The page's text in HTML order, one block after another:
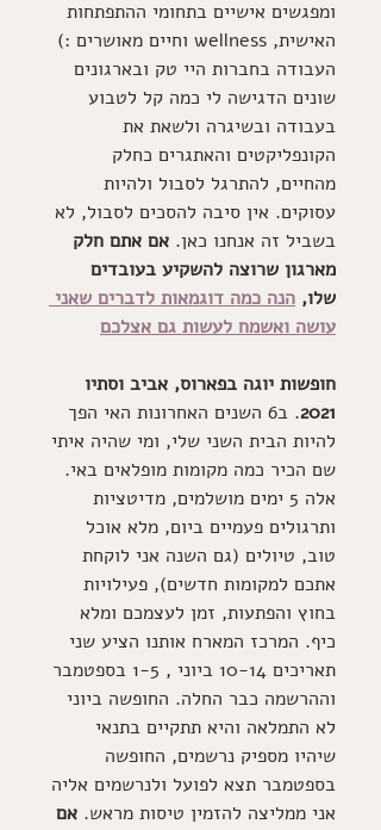
ומפגשים אישיים בתחומי ההתפתחות
האישית, wellness וחיים מאושרים :)
העבודה בחברות היי טק ובארגונים
שונים הדגישה לי כמה קל לטבוע
בעבודה ובשיגרה ולשאת את
הקונפליקטים והאתגרים כחלק
מהחיים, להתרגל לסבול ולהיות
עסוקים. אין סיבה להסכים לסבול, לא
בשביל זה אנחנו כאן. אם אתם חלק
מארגון שרוצה להשקיע בעובדים
שלו, הנה כמה דוגמאות לדברים שאני
עושה ואשמח לעשות גם אצלכם
חופשות יוגה בפארוס, אביב וסתיו
2021
. ב6 השנים האחרונות האי הפך
להיות הבית השני שלי, ומי שהיה איתי
שם הכיר כמה מקומות מופלאים באי.
אלה 5 ימים מושלמים, מדיטציות
ותרגולים פעמיים ביום, מלא אוכל
טוב, טיולים (גם השנה אני לוקחת
אתכם למקומות חדשים), פעילויות
בחוץ והפתעות, זמן לעצמכם ומלא
כיף. המרכז המארח אותנו הציע שני
תאריכים 10-14 ביוני , 1-5 בספטמבר
וההרשמה כבר החלה. החופשה ביוני
לא התמלאה והיא תתקיים בתנאי
שיהיו מספיק נרשמים, החופשה
בספטמבר תצא לפועל ולנרשמים אליה
אני ממליצה להזמין טיסות מראש. אם